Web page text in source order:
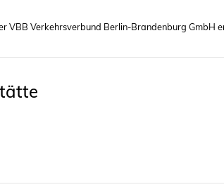
VBB Verkehrsverbund Berlin-Brandenburg GmbH